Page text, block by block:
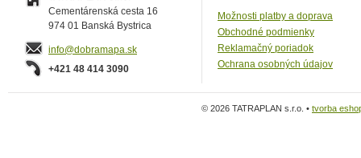
Cementárenská cesta 16
974 01 Banská Bystrica
info@dobramapa.sk
+421 48 414 3090
Možnosti platby a doprava
Obchodné podmienky
Reklamačný poriadok
Ochrana osobných údajov
© 2026 TATRAPLAN s.r.o. • tvorba